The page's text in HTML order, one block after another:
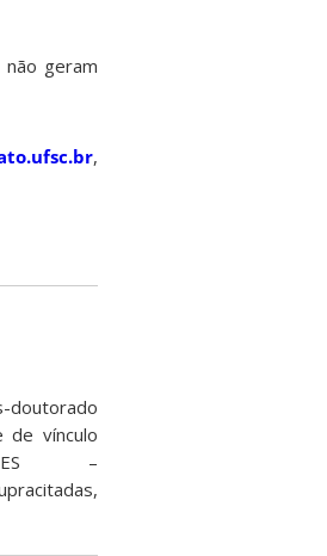
geram
,
doutorado
de vínculo
–